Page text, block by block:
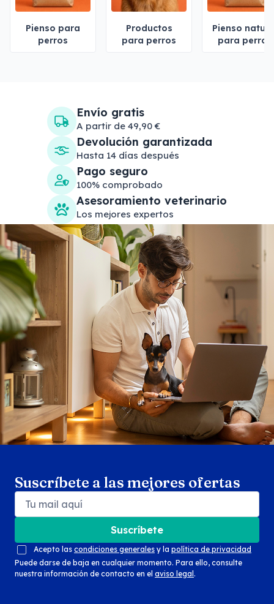
Pienso para
perros
Productos
para perros
Pienso
para perros
Envío gratis
A partir de 49,90 €
Devolución garantizada
Hasta 14 días después
Pago seguro
100% comprobado
Asesoramiento veterinario
Los mejores expertos
Suscríbete a las mejores ofertas
Suscríbete
Acepto las condiciones generales y la política de privacidad
Puede darse de baja en cualquier momento. Para ello, consulte
nuestra información de contacto en el aviso legal.
Search products